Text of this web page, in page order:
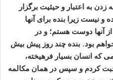
به اعتبار و حیثیت برگزار
و نیست زیرا بنده برای آنها
از آنها دوست هستم؛ و در
بود. بنده چند روز پیش بیش
که انسان بسیار فرهیخته،
کردم و سپس در همان مکالمه